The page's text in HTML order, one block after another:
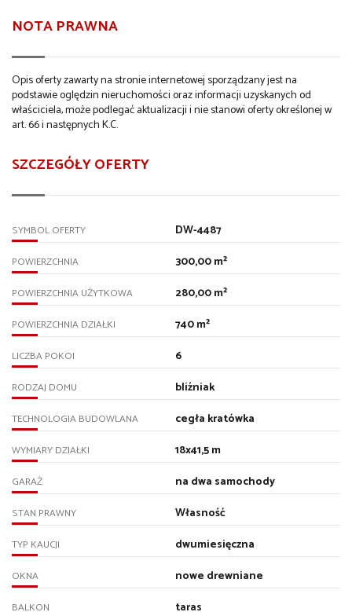
NOTA PRAWNA
Opis oferty zawarty na stronie internetowej sporządzany jest na
podstawie oględzin nieruchomości oraz informacji uzyskanych od
właściciela, może podlegać aktualizacji i nie stanowi oferty określonej w
art. 66 i następnych K.C.
SZCZEGÓŁY OFERTY
SYMBOL OFERTY DW-4487
POWIERZCHNIA 300,00 m²
POWIERZCHNIA UŻYTKOWA 280,00 m²
POWIERZCHNIA DZIAŁKI 740 m²
LICZBA POKOI 6
RODZAJ DOMU bliźniak
TECHNOLOGIA BUDOWLANA cegła kratówka
WYMIARY DZIAŁKI 18x41,5 m
GARAŻ na dwa samochody
STAN PRAWNY Własność
TYP KAUCJI dwumiesięczna
OKNA nowe drewniane
BALKON taras